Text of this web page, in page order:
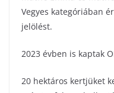
Vegyes kategóriában
jelölést.
2023 évben is kaptak
20 hektáros kertjüket